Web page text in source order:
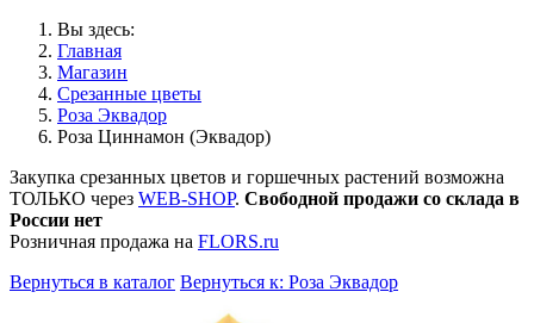
Вы здесь:
Главная
Магазин
Срезанные цветы
Роза Эквадор
Роза Циннамон (Эквадор)
Закупка срезанных цветов и горшечных растений возможна
ТОЛЬКО через WEB-SHOP. Свободной продажи со склада в
России нет
Розничная продажа на FLORS.ru
Вернуться в каталог Вернуться к: Роза Эквадор